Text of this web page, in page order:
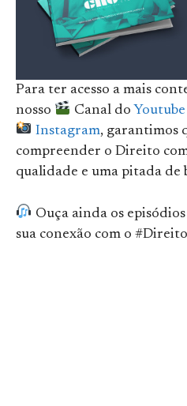
Para ter acesso a mais
nosso
Canal do Youtube
Instagram, garantimos
compreender o Direito
qualidade e uma pitada de
Ouça ainda os
sua conexão com o